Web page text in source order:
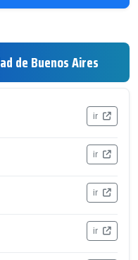
de Buenos Aires
ir
ir
ir
ir